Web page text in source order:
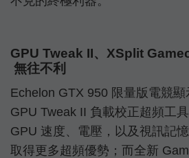
GPU Tweak II、XSplit
無往不利
Echelon GTX 950 限量版電競
GPU Tweak II 負載校正超頻工
GPU 速度、電壓，以及視訊記
取得更多超頻優勢；而全新